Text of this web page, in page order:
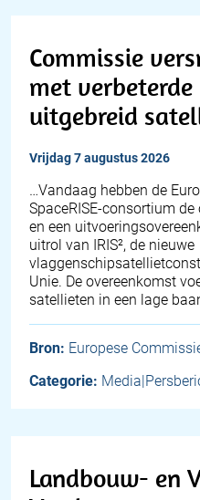
Commissie
met
uitgebreid
vrijdag 7 augustus 2026
…Vandaag hebben de
SpaceRISE-consortium
en een
uitrol van IRIS², de nieuwe
Unie. De overeenkomst
satellieten in een lage
Bron: Europese
Categorie:
Landbouw- en